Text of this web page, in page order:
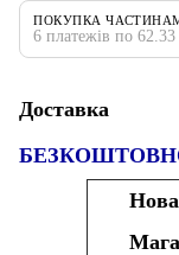
ПОКУПКА
6 платежів по 62.33
Доставка
БЕЗКОШТОВНО